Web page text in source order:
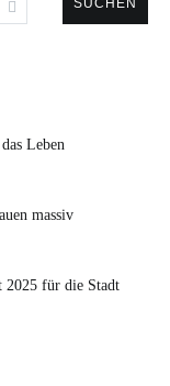
Leben
massiv
2025 für die Stadt